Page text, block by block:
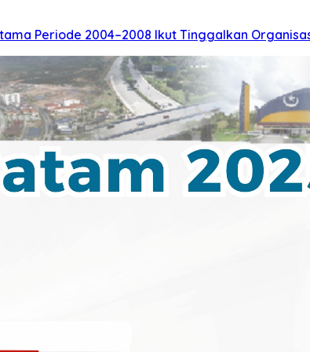
Periode 2004–2008 Ikut Tinggalkan